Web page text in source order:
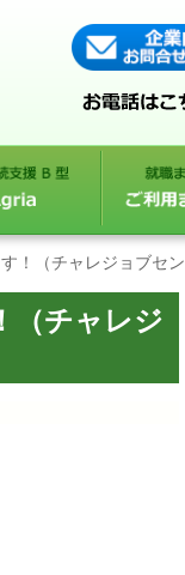
！（チャレジョブセン
（チャレジ